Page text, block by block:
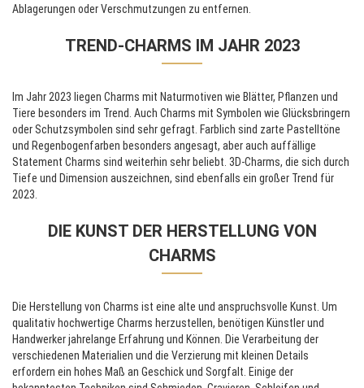
Ablagerungen oder Verschmutzungen zu entfernen.
TREND-CHARMS IM JAHR 2023
Im Jahr 2023 liegen Charms mit Naturmotiven wie Blätter, Pflanzen und
Tiere besonders im Trend. Auch Charms mit Symbolen wie Glücksbringern
oder Schutzsymbolen sind sehr gefragt. Farblich sind zarte Pastelltöne
und Regenbogenfarben besonders angesagt, aber auch auffällige
Statement Charms sind weiterhin sehr beliebt. 3D-Charms, die sich durch
Tiefe und Dimension auszeichnen, sind ebenfalls ein großer Trend für
2023.
DIE KUNST DER HERSTELLUNG VON
CHARMS
Die Herstellung von Charms ist eine alte und anspruchsvolle Kunst. Um
qualitativ hochwertige Charms herzustellen, benötigen Künstler und
Handwerker jahrelange Erfahrung und Können. Die Verarbeitung der
verschiedenen Materialien und die Verzierung mit kleinen Details
erfordern ein hohes Maß an Geschick und Sorgfalt. Einige der